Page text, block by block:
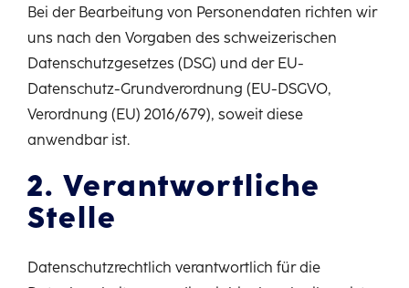
Bei der Bearbeitung von Personendaten richten wir
uns nach den Vorgaben des schweizerischen
Datenschutzgesetzes (DSG) und der EU-
Datenschutz-Grundverordnung (EU-DSGVO,
Verordnung (EU) 2016/679), soweit diese
anwendbar ist.
2. Verantwortliche
Stelle
Datenschutzrechtlich verantwortlich für die